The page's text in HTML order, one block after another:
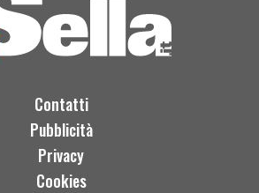
Contatti
Pubblicità
Privacy
Cookies